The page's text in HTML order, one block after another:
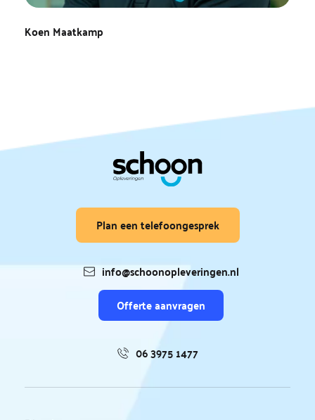
Koen Maatkamp
Plan een telefoongesprek
info@schoonopleveringen.nl
Offerte aanvragen
06 3975 1477